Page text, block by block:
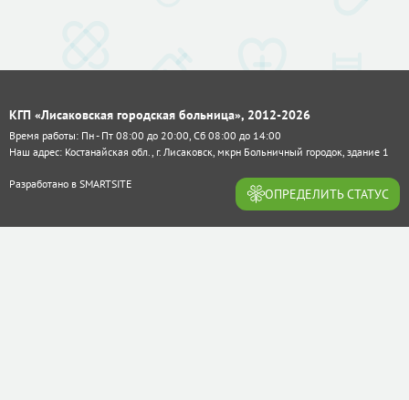
КГП «Лисаковская городская больница», 2012-2026
Время работы: Пн - Пт 08:00 до 20:00, Сб 08:00 до 14:00
Наш адрес: Костанайская обл., г. Лисаковск, мкрн Больничный городок, здание 1
Разработано в SMARTSITE
ОПРЕДЕЛИТЬ СТАТУС